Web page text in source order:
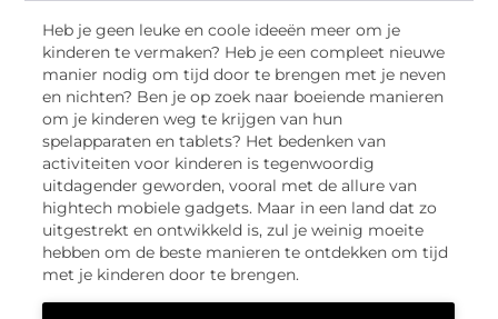
Heb je geen leuke en coole ideeën meer om je
kinderen te vermaken? Heb je een compleet nieuwe
manier nodig om tijd door te brengen met je neven
en nichten? Ben je op zoek naar boeiende manieren
om je kinderen weg te krijgen van hun
spelapparaten en tablets? Het bedenken van
activiteiten voor kinderen is tegenwoordig
uitdagender geworden, vooral met de allure van
hightech mobiele gadgets. Maar in een land dat zo
uitgestrekt en ontwikkeld is, zul je weinig moeite
hebben om de beste manieren te ontdekken om tijd
met je kinderen door te brengen.